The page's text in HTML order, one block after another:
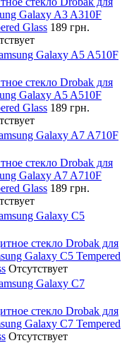
Galaxy A3 A310F
Glass 189 грн.
Galaxy A5 A510F
стекло Drobak для
Galaxy A5 A510F
Glass 189 грн.
Galaxy A7 A710F
стекло Drobak для
Galaxy A7 A710F
Glass 189 грн.
Galaxy C5
стекло Drobak для
Galaxy C5 Tempered
Отсутствует
Galaxy C7
стекло Drobak для
Galaxy C7 Tempered
Отсутствует